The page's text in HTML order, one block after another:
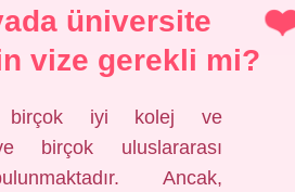
üniversite
vize gerekli mi?
birçok iyi kolej ve
birçok uluslararası
Ancak,